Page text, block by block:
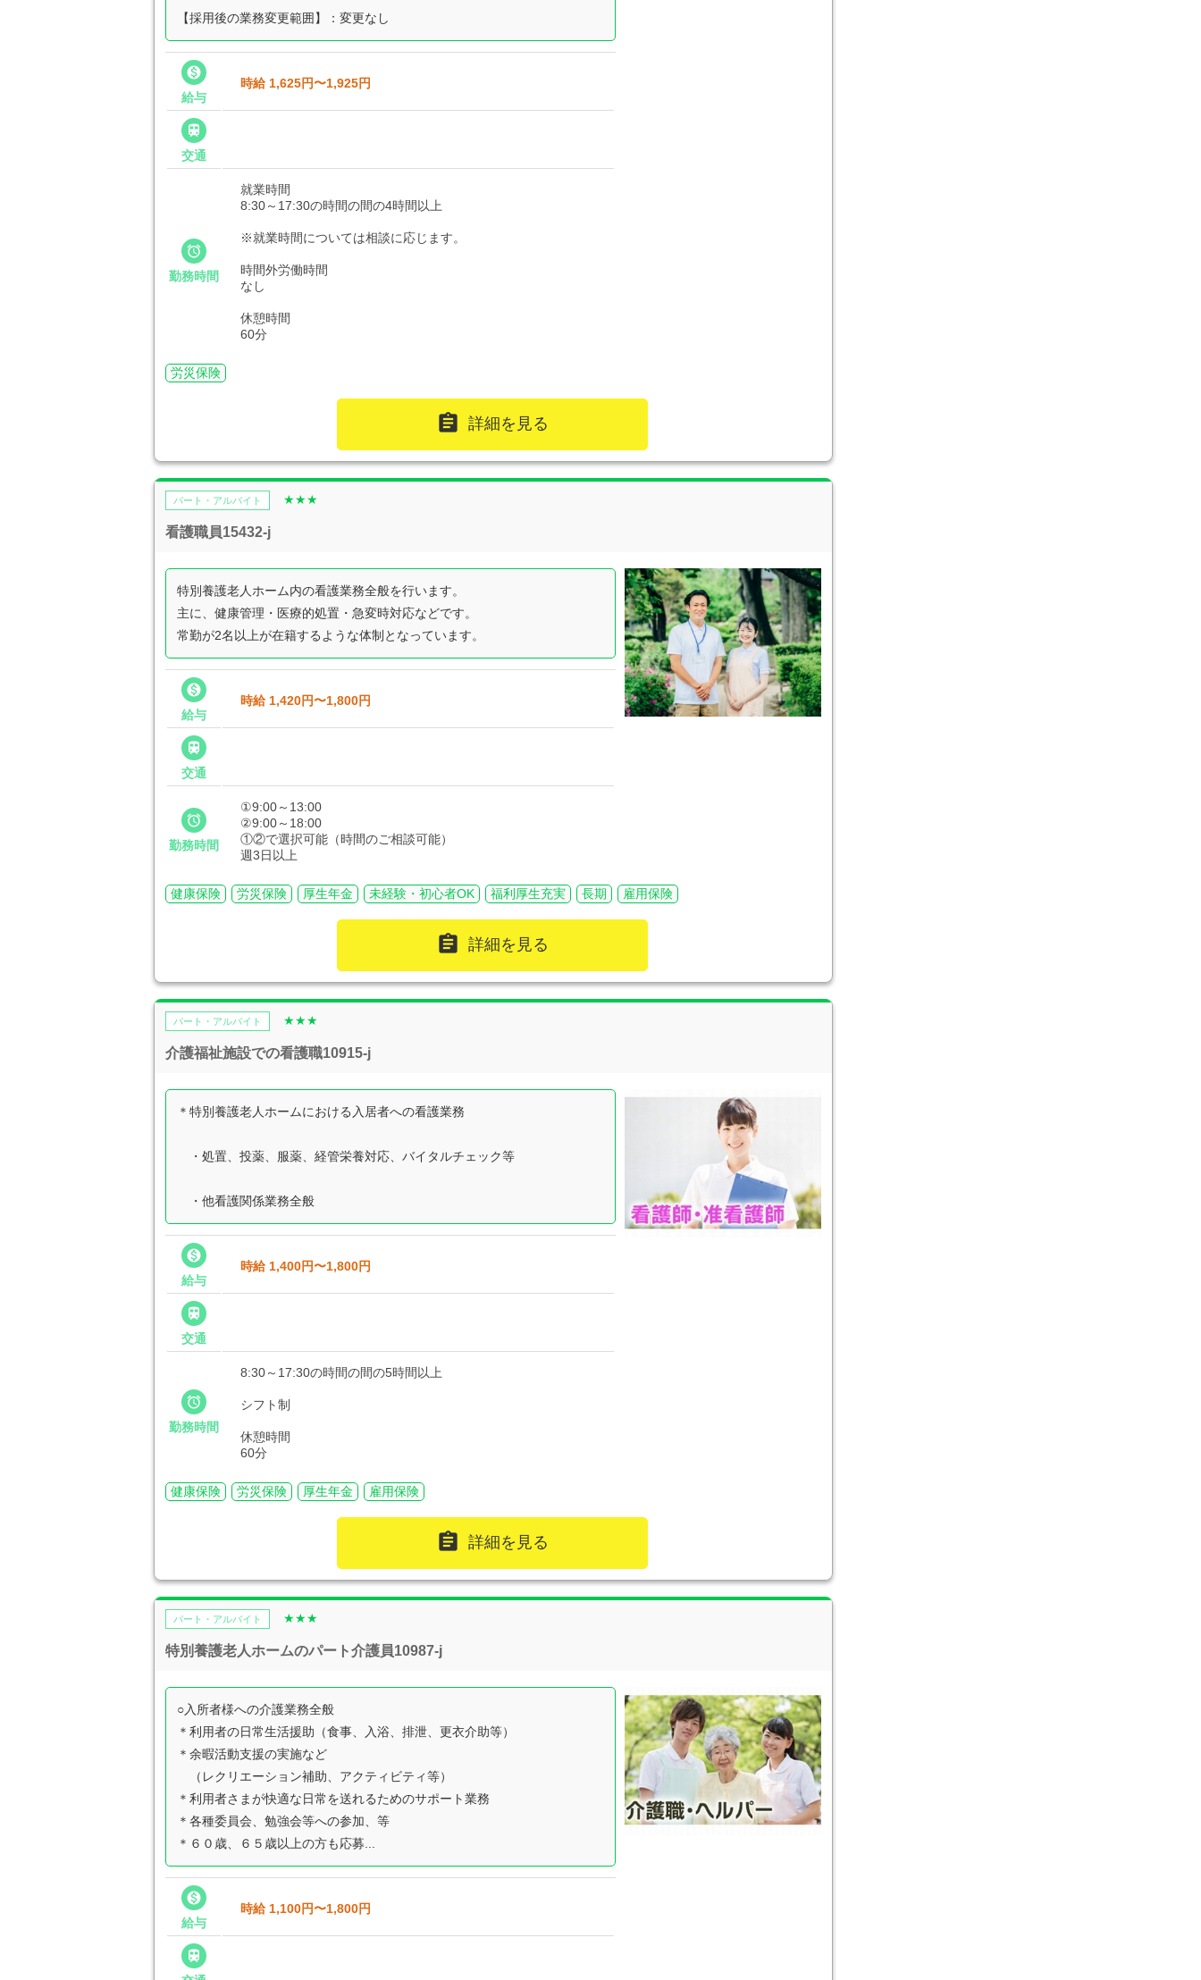
【採用後の業務変更範囲】：変更なし

給与
時給 1,625円〜1,925円

交通

勤務時間
就業時間
8:30～17:30の時間の間の4時間以上
※就業時間については相談に応じます。
時間外労働時間
なし
休憩時間
60分
労災保険
 詳細を見る
パート・アルバイト ★★★
看護職員15432-j
特別養護老人ホーム内の看護業務全般を行います。
主に、健康管理・医療的処置・急変時対応などです。
常勤が2名以上が在籍するような体制となっています。

給与
時給 1,420円〜1,800円

交通

勤務時間
①9:00～13:00
②9:00～18:00
①②で選択可能（時間のご相談可能）
週3日以上
健康保険 労災保険 厚生年金 未経験・初心者OK 福利厚生充実 長期 雇用保険
 詳細を見る
パート・アルバイト ★★★
介護福祉施設での看護職10915-j
＊特別養護老人ホームにおける入居者への看護業務
・処置、投薬、服薬、経管栄養対応、バイタルチェック等
・他看護関係業務全般

給与
時給 1,400円〜1,800円

交通

勤務時間
8:30～17:30の時間の間の5時間以上
シフト制
休憩時間
60分
健康保険 労災保険 厚生年金 雇用保険
 詳細を見る
パート・アルバイト ★★★
特別養護老人ホームのパート介護員10987-j
○入所者様への介護業務全般
＊利用者の日常生活援助（食事、入浴、排泄、更衣介助等）
＊余暇活動支援の実施など
（レクリエーション補助、アクティビティ等）
＊利用者さまが快適な日常を送れるためのサポート業務
＊各種委員会、勉強会等への参加、等
＊６０歳、６５歳以上の方も応募...

給与
時給 1,100円〜1,800円
